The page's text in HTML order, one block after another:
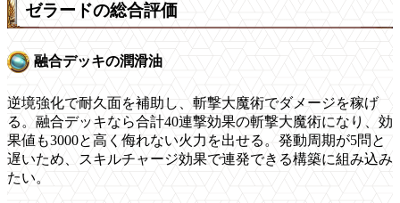
ゼラードの総合評価
融合デッキの潤滑油
逆境強化で耐久面を補助し、斬撃大魔術でダメージを稼げ
る。融合デッキなら合計40連撃効果の斬撃大魔術になり、効
果値も3000と高く侮れない火力を出せる。発動周期が5問と
遅いため、スキルチャージ効果で連発できる構築に組み込み
たい。